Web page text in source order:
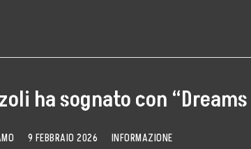
ha sognato con
9 FEBBRAIO 2026 INFORMAZIONE